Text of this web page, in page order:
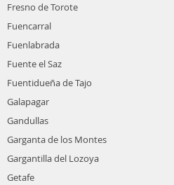
Fresno de Torote
Fuencarral
Fuenlabrada
Fuente el Saz
Fuentidueña de Tajo
Galapagar
Gandullas
Garganta de los Montes
Gargantilla del Lozoya
Getafe